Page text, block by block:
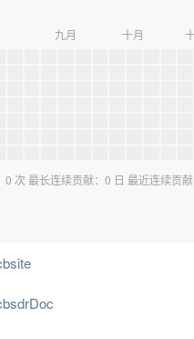
九月 十月
0 次 最长连续贡献：0 日 最近连续贡